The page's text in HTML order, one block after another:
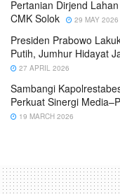
Pertanian Dirjend
CMK Solok
29 MAY 2026
Presiden Prabowo
Putih, Jumhur Hidayat
27 APRIL 2026
Sambangi
Perkuat Sinergi
19 MARCH 2026